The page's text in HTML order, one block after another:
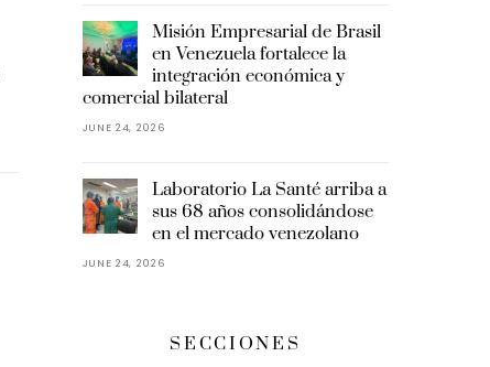
Misión Empresarial de Brasil
en Venezuela fortalece la
integración económica y
comercial bilateral
JUNE 24, 2026
Laboratorio La Santé arriba a
sus 68 años consolidándose
en el mercado venezolano
JUNE 24, 2026
SECCIONES